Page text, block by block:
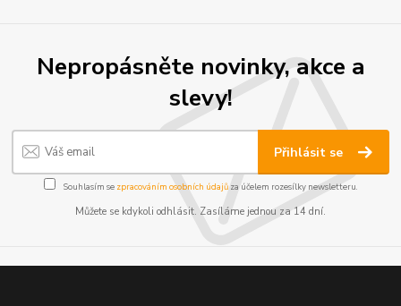
Nepropásněte novinky, akce a
slevy!
Přihlásit se
Souhlasím se zpracováním osobních údajůza účelem rozesílky newsletteru.
Můžete se kdykoli odhlásit. Zasíláme jednou za 14 dní.